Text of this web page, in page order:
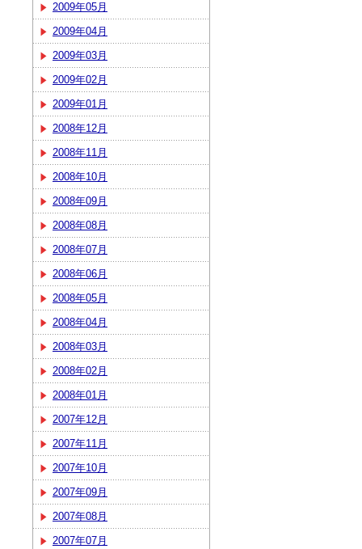
2009年05月
2009年04月
2009年03月
2009年02月
2009年01月
2008年12月
2008年11月
2008年10月
2008年09月
2008年08月
2008年07月
2008年06月
2008年05月
2008年04月
2008年03月
2008年02月
2008年01月
2007年12月
2007年11月
2007年10月
2007年09月
2007年08月
2007年07月